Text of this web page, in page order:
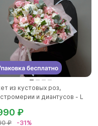
из кустовых роз,
и диантусов - L
₽ -31%
₽